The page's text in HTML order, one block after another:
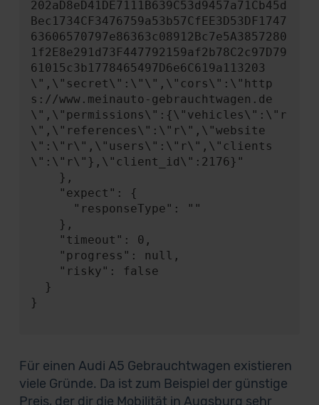
202aD8eD41DE7111B639C53d9457a71Cb45d
Bec1734CF3476759a53b57CfEE3D53DF1747
63606570797e86363c08912Bc7e5A3857280
1f2E8e291d73F447792159af2b78C2c97D79
61015c3b1778465497D6e6C619a113203
\",\"secret\":\"\",\"cors\":\"http
s://www.meinauto-gebrauchtwagen.de
\",\"permissions\":{\"vehicles\":\"r
\",\"references\":\"r\",\"website
\":\"r\",\"users\":\"r\",\"clients
\":\"r\"},\"client_id\":2176}"
}
Für einen Audi A5 Gebrauchtwagen existieren
viele Gründe. Da ist zum Beispiel der günstige
Preis, der dir die Mobilität in Augsburg sehr